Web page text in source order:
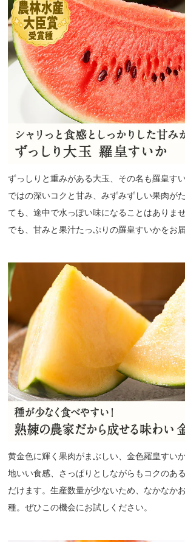
ずっしりと重みがある大玉、その名も羅皇す
ではの深いコクと甘み、みずみずしい果肉が
ても、途中で水っぽい味になることはありま
でも、甘みと果汁たっぷりの羅皇すいかをお届
黄金色に輝く果肉がまぶしい、金色羅皇すい
地いい食感、さっぱりとしながらもコクのあ
だけます。生産数量が少ないため、なかなか
種。ぜひこの機会にお試しください。